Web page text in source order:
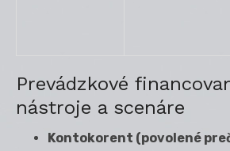
Prevádzkové
nástroje a scenáre
Kontokorent (povolené